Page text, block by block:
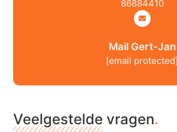
86884410
Mail Gert-Jan
[email protected]
Veelgestelde vragen.